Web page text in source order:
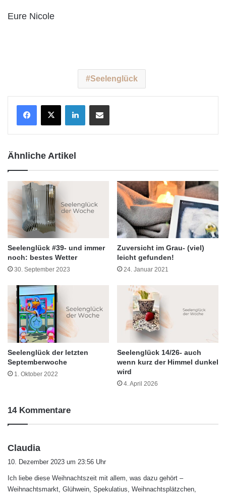
Eure Nicole
Seelenglück
Ähnliche Artikel
Seelenglück #39- und immer
noch: bestes Wetter
30. September 2023
Zuversicht im Grau- (viel)
leicht gefunden!
24. Januar 2021
Seelenglück der letzten
Septemberwoche
1. Oktober 2022
Seelenglück 14/26- auch
wenn kurz der Himmel dunkel
wird
4. April 2026
14 Kommentare
Claudia
t
:
10. Dezember 2023 um 23:56 Uhr
Ich liebe diese Weihnachtszeit mit allem, was dazu gehört –
Weihnachtsmarkt, Glühwein, Spekulatius, Weihnachtsplätzchen,